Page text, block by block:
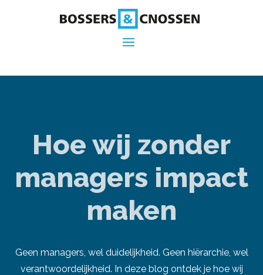
Hoe wij zonder
managers impact
maken
Geen managers, wel duidelijkheid. Geen hiërarchie, wel
verantwoordelijkheid. In deze blog ontdek je hoe wij